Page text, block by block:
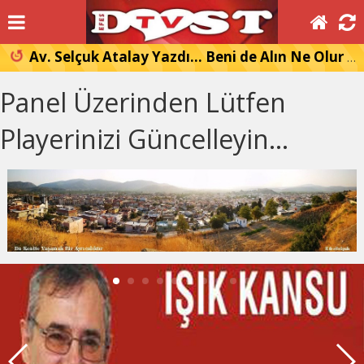
Av. Selçuk Atalay Yazdı… Beni de Alın Ne Olur Koynunuza Hatıralar…
Panel Üzerinden Lütfen
Playerinizi Güncelleyin...